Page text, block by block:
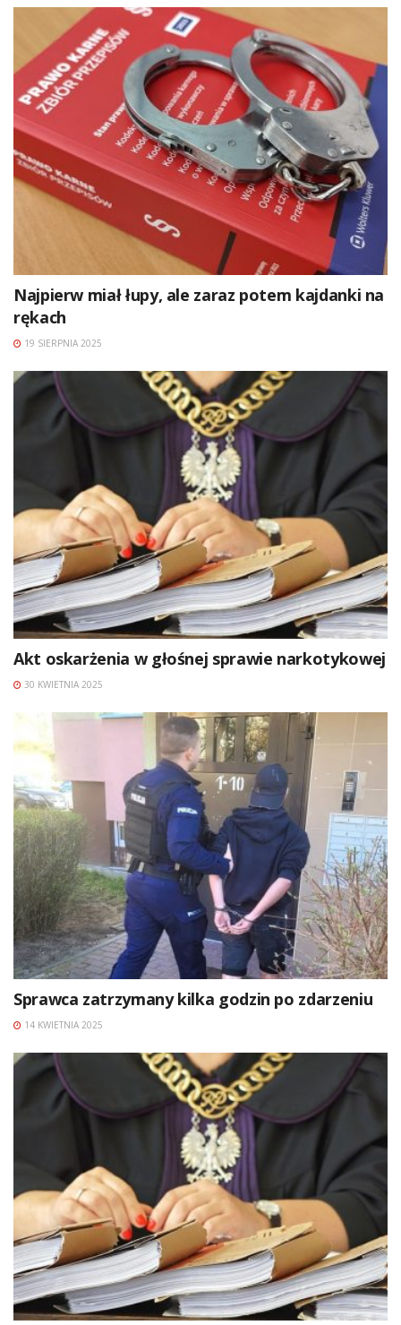
Najpierw miał łupy, ale zaraz potem kajdanki na
rękach
19 SIERPNIA 2025
Akt oskarżenia w głośnej sprawie narkotykowej
30 KWIETNIA 2025
Sprawca zatrzymany kilka godzin po zdarzeniu
14 KWIETNIA 2025